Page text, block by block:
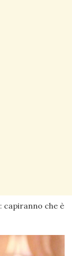
: capiranno che è